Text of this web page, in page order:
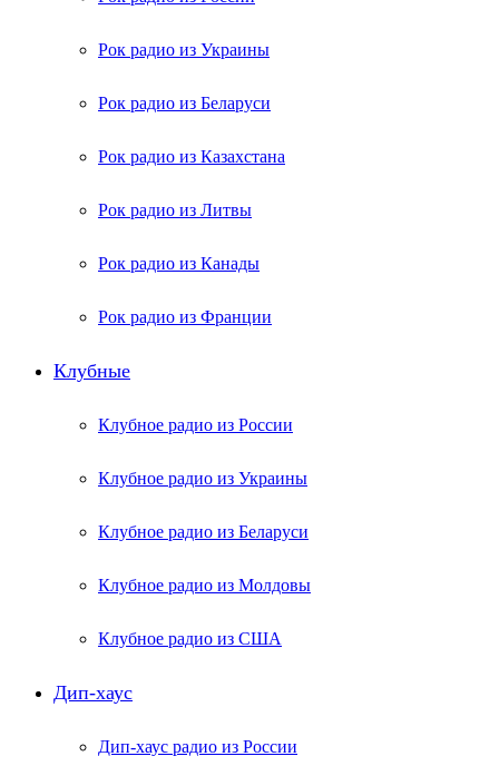
Рок радио из Украины
Рок радио из Беларуси
Рок радио из Казахстана
Рок радио из Литвы
Рок радио из Канады
Рок радио из Франции
Клубные
Клубное радио из России
Клубное радио из Украины
Клубное радио из Беларуси
Клубное радио из Молдовы
Клубное радио из США
Дип-хаус
Дип-хаус радио из России